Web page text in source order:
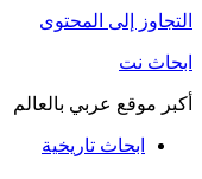
التجاوز إلى المحتوى
ابحاث نت
أكبر موقع عربي بالعالم
ابحاث تاريخية